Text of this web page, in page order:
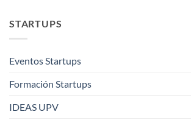
STARTUPS
Eventos Startups
Formación Startups
IDEAS UPV